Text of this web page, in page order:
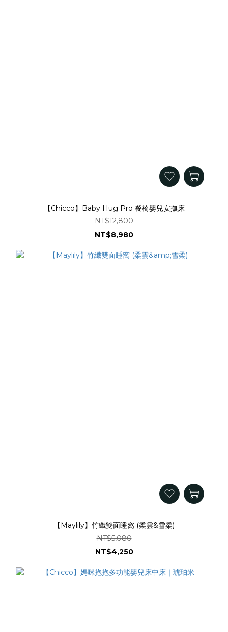
【Chicco】Baby Hug Pro 餐椅嬰兒安撫床
NT$12,800
NT$8,980
【Maylily】竹纖雙面睡窩 (柔雲&雪柔)
NT$5,080
NT$4,250